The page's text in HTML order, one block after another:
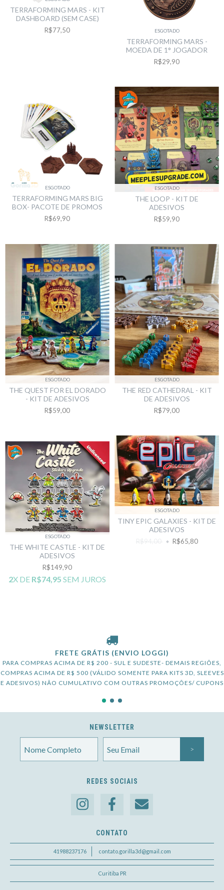
TERRAFORMING MARS - KIT
DASHBOARD (SEM CASE)
R$77,50 ESGOTADO
TERRAFORMING MARS -
MOEDA DE 1° JOGADOR
R$29,90
ESGOTADO
TERRAFORMING MARS BIG
BOX- PACOTE DE PROMOS
R$69,90
ESGOTADO
THE LOOP - KIT DE
ADESIVOS
R$59,90
ESGOTADO
THE QUEST FOR EL DORADO
- KIT DE ADESIVOS
R$59,00
ESGOTADO
THE RED CATHEDRAL - KIT
DE ADESIVOS
R$79,00
ESGOTADO
THE WHITE CASTLE - KIT DE
ADESIVOS
R$149,90
2X DE R$74,95 SEM JUROS
ESGOTADO
TINY EPIC GALAXIES - KIT DE
ADESIVOS
R$94,00 R$65,80
FRETE GRÁTIS (ENVIO LOGGI)
PARA COMPRAS ACIMA DE R$ 200 - SUL E SUDESTE- DEMAIS REGIÕES,
COMPRAS ACIMA DE R$ 500 (VÁLIDO SOMENTE PARA KITS 3D, SLEEVES
E ADESIVOS) NÃO CUMULATIVO COM OUTRAS PROMOÇÕES/ CUPONS
NEWSLETTER
REDES SOCIAIS
CONTATO
41988237176 contato.gorilla3d@gmail.com
Curitiba PR